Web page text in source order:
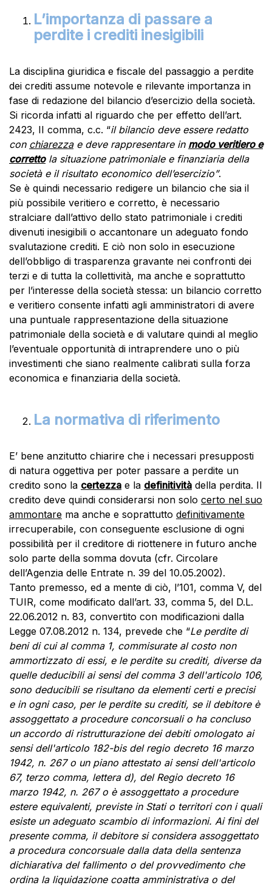
L’importanza di passare a
perdite i crediti inesigibili
La disciplina giuridica e fiscale del passaggio a perdite
dei crediti assume notevole e rilevante importanza in
fase di redazione del bilancio d’esercizio della società.
Si ricorda infatti al riguardo che per effetto dell’art.
2423, II comma, c.c. “il bilancio deve essere redatto
con chiarezzae deve rappresentare in modo veritiero e
correttola situazione patrimoniale e finanziaria della
società e il risultato economico dell’esercizio”.
Se è quindi necessario redigere un bilancio che sia il
più possibile veritiero e corretto, è necessario
stralciare dall’attivo dello stato patrimoniale i crediti
divenuti inesigibili o accantonare un adeguato fondo
svalutazione crediti. E ciò non solo in esecuzione
dell’obbligo di trasparenza gravante nei confronti dei
terzi e di tutta la collettività, ma anche e soprattutto
per l’interesse della società stessa: un bilancio corretto
e veritiero consente infatti agli amministratori di avere
una puntuale rappresentazione della situazione
patrimoniale della società e di valutare quindi al meglio
l’eventuale opportunità di intraprendere uno o più
investimenti che siano realmente calibrati sulla forza
economica e finanziaria della società.
La normativa di riferimento
E’ bene anzitutto chiarire che i necessari presupposti
di natura oggettiva per poter passare a perdite un
credito sono la certezza e la definitività della perdita. Il
credito deve quindi considerarsi non solo certo nel suo
ammontare ma anche e soprattutto definitivamente
irrecuperabile, con conseguente esclusione di ogni
possibilità per il creditore di riottenere in futuro anche
solo parte della somma dovuta (cfr. Circolare
dell’Agenzia delle Entrate n. 39 del 10.05.2002).
Tanto premesso, ed a mente di ciò, l’101, comma V, del
TUIR, come modificato dall’art. 33, comma 5, del D.L.
22.06.2012 n. 83, convertito con modificazioni dalla
Legge 07.08.2012 n. 134, prevede che “Le perdite di
beni di cui al comma 1, commisurate al costo non
ammortizzato di essi, e le perdite su crediti, diverse da
quelle deducibili ai sensi del comma 3 dell'articolo 106,
sono deducibili se risultano da elementi certi e precisi
e in ogni caso, per le perdite su crediti, se il debitore è
assoggettato a procedure concorsuali o ha concluso
un accordo di ristrutturazione dei debiti omologato ai
sensi dell'articolo 182-bis del regio decreto 16 marzo
1942, n. 267 o un piano attestato ai sensi dell'articolo
67, terzo comma, lettera d), del Regio decreto 16
marzo 1942, n. 267 o è assoggettato a procedure
estere equivalenti, previste in Stati o territori con i quali
esiste un adeguato scambio di informazioni. Ai fini del
presente comma, il debitore si considera assoggettato
a procedura concorsuale dalla data della sentenza
dichiarativa del fallimento o del provvedimento che
ordina la liquidazione coatta amministrativa o del